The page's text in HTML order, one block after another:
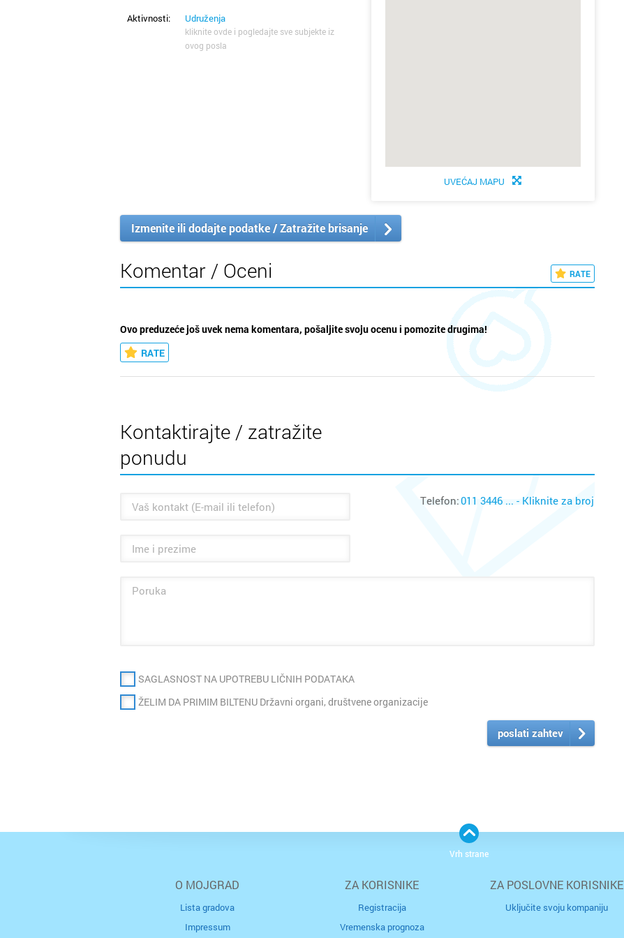
Aktivnosti: Udruženja
kliknite ovde i pogledajte sve subjekte iz
ovog posla
UVEĆAJ MAPU
Izmenite ili dodajte podatke / Zatražite brisanje
Komentar / Oceni RATE
Ovo preduzeće još uvek nema komentara, pošaljite svoju ocenu i pomozite drugima!
RATE
Kontaktirajte / zatražite
ponudu
Telefon:011 3446 ... - Kliknite za broj
SAGLASNOST NA UPOTREBU LIČNIH PODATAKA
ŽELIM DA PRIMIM BILTENU Državni organi, društvene organizacije
poslati zahtev
O MOJGRAD
Lista gradova
Impressum
ZA KORISNIKE
Registracija
Vremenska prognoza
ZA POSLOVNE KORISNIKE
Uključite svoju kompaniju
Vrh strane